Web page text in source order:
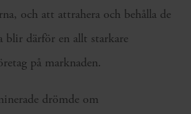
och att attrahera och behålla de
blir därför en allt starkare
på marknaden.
drömde om